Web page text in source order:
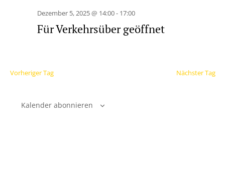
Dezember 5, 2025 @ 14:00- 17:00
Für Verkehrsüber geöffnet
Vorheriger Tag Nächster Tag
Kalender abonnieren